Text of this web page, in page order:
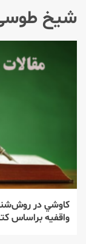
شیخ
كاوشي در
واقفيه براساس